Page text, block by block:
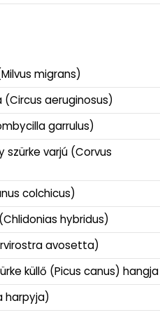
migrans)
aeruginosus)
garrulus)
szürke varjú (Corvus
colchicus)
hybridus)
avosetta)
küllő (Picus canus) hangja
harpyja)